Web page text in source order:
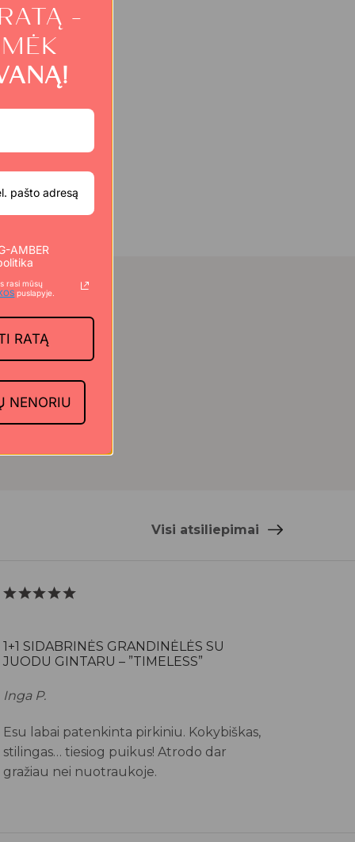
ir rūpestį, kurį
savo
Visi atsiliepimai
1+1 SIDABRINĖS GRANDINĖLĖS SU
JUODU GINTARU – ”TIMELESS”
Inga P.
Esu labai patenkinta pirkiniu. Kokybiškas,
stilingas… tiesiog puikus! Atrodo dar
gražiau nei nuotraukoje.
-
AMBER
rasi mūsų
puslapyje.
RATĄ
NENORIU